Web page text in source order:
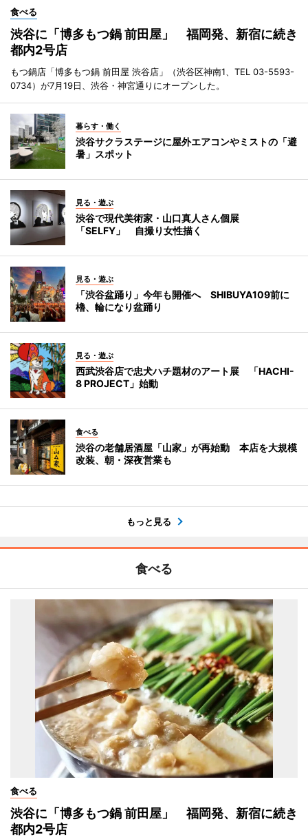
食べる
渋谷に「博多もつ鍋 前田屋」 福岡発、新宿に続き
都内2号店
もつ鍋店「博多もつ鍋 前田屋 渋谷店」（渋谷区神南1、TEL 03-5593-
0734）が7月19日、渋谷・神宮通りにオープンした。
暮らす・働く
渋谷サクラステージに屋外エアコンやミストの「避
暑」スポット
見る・遊ぶ
渋谷で現代美術家・山口真人さん個展
「SELFY」 自撮り女性描く
見る・遊ぶ
「渋谷盆踊り」今年も開催へ SHIBUYA109前に
櫓、輪になり盆踊り
見る・遊ぶ
西武渋谷店で忠犬ハチ題材のアート展 「HACHI-
8 PROJECT」始動
食べる
渋谷の老舗居酒屋「山家」が再始動 本店を大規模
改装、朝・深夜営業も
もっと見る
食べる
食べる
渋谷に「博多もつ鍋 前田屋」 福岡発、新宿に続き
都内2号店